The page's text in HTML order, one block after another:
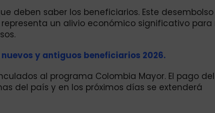
deben saber los beneficiarios. Este desembolso
un alivio económico significativo para
y antiguos beneficiarios 2026.
al programa Colombia Mayor. El pago
del país y en los próximos días se extenderá